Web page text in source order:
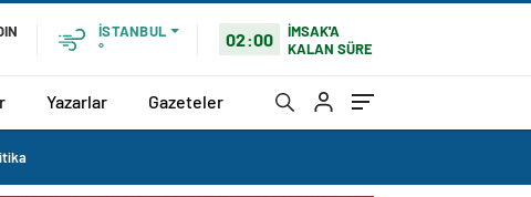
İSTANBUL
°
02:00
İMSAK'A
KALAN SÜRE
Yazarlar Gazeteler